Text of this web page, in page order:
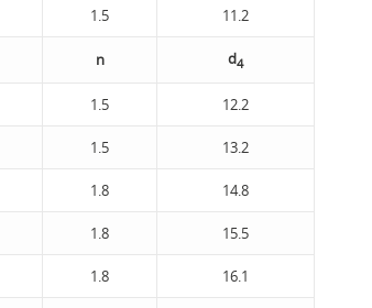
1.5 11.2
n d4
1.5 12.2
1.5 13.2
1.8 14.8
1.8 15.5
1.8 16.1